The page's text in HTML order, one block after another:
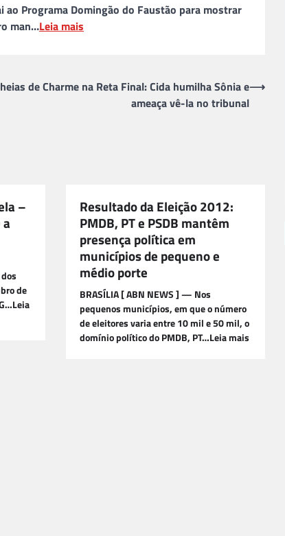
ao Programa Domingão do Faustão para mostrar
man…Leia mais
de Charme na Reta Final: Cida humilha Sônia e
ameaça vê-la no tribunal
⟶
–
de
Resultado da Eleição 2012:
PMDB, PT e PSDB mantêm
presença política em
municípios de pequeno e
médio porte
BRASÍLIA [ ABN NEWS ] — Nos
pequenos municípios, em que o número
de eleitores varia entre 10 mil e 50 mil, o
domínio político do PMDB, PT…Leia mais